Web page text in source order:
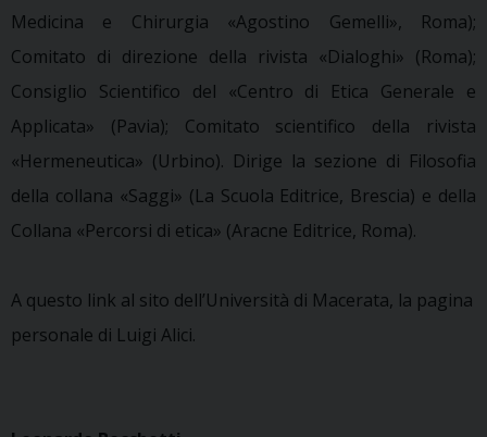
Medicina e Chirurgia «Agostino Gemelli», Roma);
Comitato di direzione della rivista «Dialoghi» (Roma);
Consiglio Scientifico del «Centro di Etica Generale e
Applicata» (Pavia); Comitato scientifico della rivista
«Hermeneutica» (Urbino). Dirige la sezione di Filosofia
della collana «Saggi» (La Scuola Editrice, Brescia) e della
Collana «Percorsi di etica» (Aracne Editrice, Roma).
A questo link al sito dell’Università di Macerata, la pagina
personale di Luigi Alici.